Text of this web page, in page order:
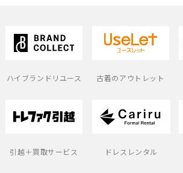
ハイブランドリユース 古着のアウトレット
引越＋買取サービス ドレスレンタル